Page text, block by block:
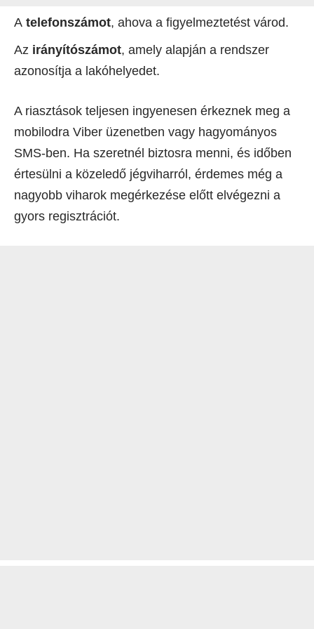
A telefonszámot, ahova a figyelmeztetést várod.
Az irányítószámot, amely alapján a rendszer
azonosítja a lakóhelyedet.
A riasztások teljesen ingyenesen érkeznek meg a
mobilodra Viber üzenetben vagy hagyományos
SMS-ben. Ha szeretnél biztosra menni, és időben
értesülni a közeledő jégviharról, érdemes még a
nagyobb viharok megérkezése előtt elvégezni a
gyors regisztrációt.